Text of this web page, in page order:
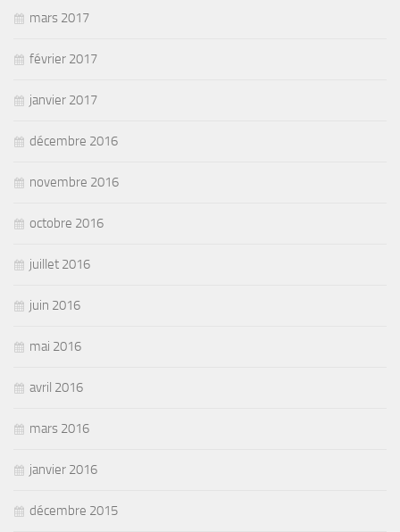
mars 2017
février 2017
janvier 2017
décembre 2016
novembre 2016
octobre 2016
juillet 2016
juin 2016
mai 2016
avril 2016
mars 2016
janvier 2016
décembre 2015